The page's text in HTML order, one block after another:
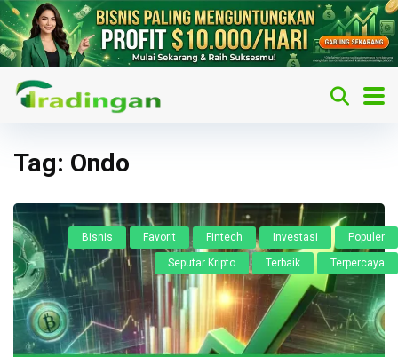
Tag: Ondo
Bisnis Favorit Fintech Investasi Populer
Seputar Kripto Terbaik Terpercaya